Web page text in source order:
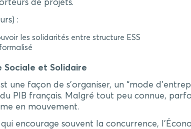
de projets.
:
les solidarités entre structure ESS
Sociale et Solidaire
une façon de s’organiser, un “mode
PIB français. Malgré tout peu connue,
en mouvement.
encourage souvent la concurrence,